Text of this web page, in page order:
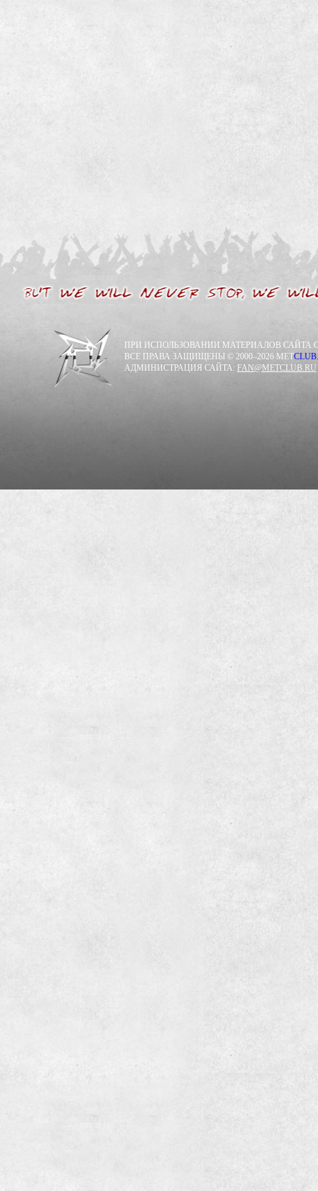
ПРИ ИСПОЛЬЗОВАНИИ МАТЕРИАЛОВ САЙТА
ВСЕ ПРАВА ЗАЩИЩЕНЫ © 2000–2026 METCLUB.
АДМИНИСТРАЦИЯ САЙТА: FAN@METCLUB.RU